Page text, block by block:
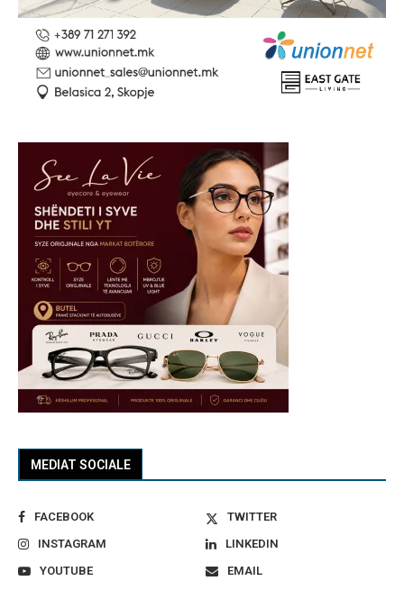
MEDIAT SOCIALE
FACEBOOK
TWITTER
INSTAGRAM
LINKEDIN
YOUTUBE
EMAIL